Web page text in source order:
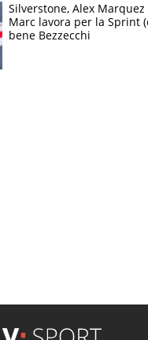
Silverstone, Alex Marquez
Marc lavora per la Sprint
bene Bezzecchi